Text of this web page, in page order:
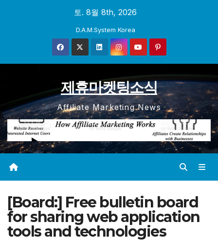
토. 8월 8th, 2026
D.A.M.System Korea
제휴마켓팅소식
Affiliate Marketing News
[Board:] Free bulletin board
for sharing web application
tools and technologies